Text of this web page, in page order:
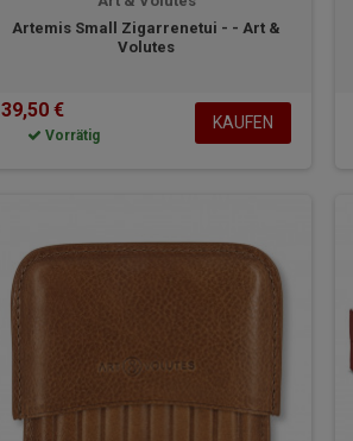
Artemis Small Zigarrenetui - - Art &
Volutes
39,50 €
Vorrätig
KAUFEN